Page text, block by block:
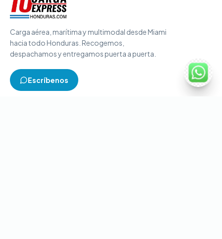
Carga aérea, marítima y multimodal desde Miami
hacia todo Honduras. Recogemos,
despachamos y entregamos puerta a puerta.
Escríbenos